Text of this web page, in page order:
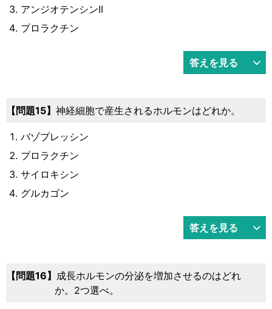
アンジオテンシンII
プロラクチン
答えを見る
15 神経細胞で産生されるホルモンはどれか。
バゾプレッシン
プロラクチン
サイロキシン
グルカゴン
答えを見る
16
成長ホルモンの分泌を増加させるのはどれ
か。2つ選べ。